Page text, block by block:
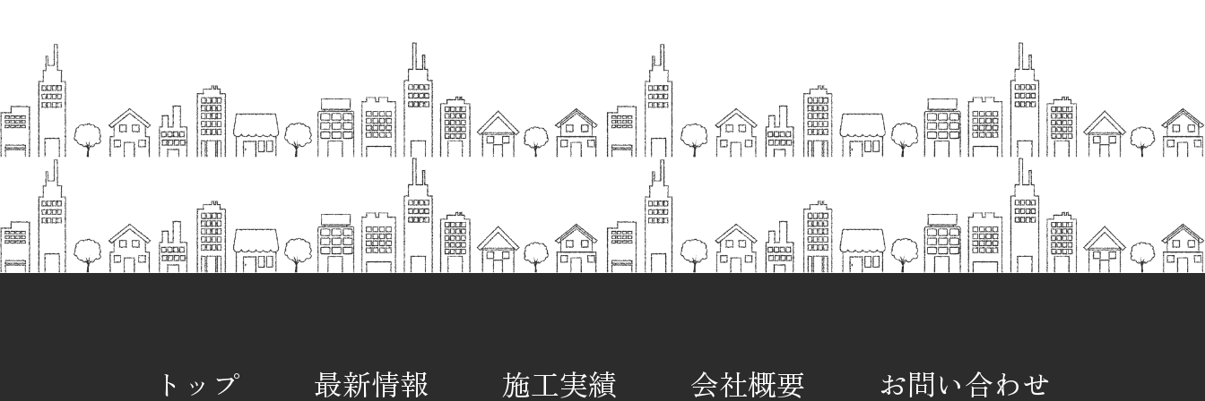
トップ 最新情報 施工実績 会社概要 お問い合わせ